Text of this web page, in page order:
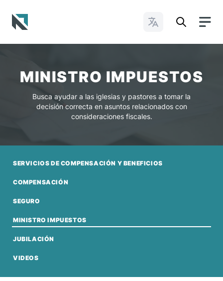
Cambiar idioma
MINISTRO IMPUESTOS
Busca ayudar a las iglesias y pastores a tomar la
decisión correcta en asuntos relacionados con
consideraciones fiscales.
SERVICIOS DE COMPENSACIÓN Y BENEFICIOS
COMPENSACIÓN
SEGURO
MINISTRO IMPUESTOS
JUBILACIÓN
VIDEOS